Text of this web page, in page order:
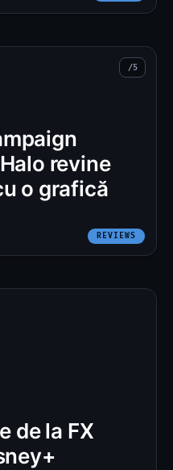
revine
o grafică
REVIEWS
de la FX